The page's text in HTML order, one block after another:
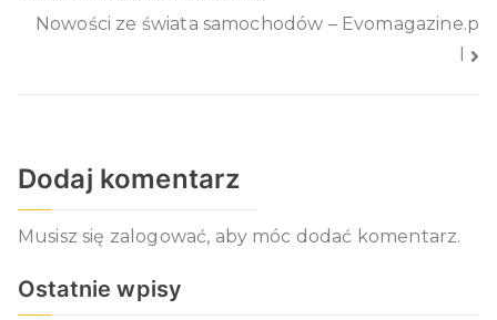
wpisu
Nowości ze świata samochodów – Evomagazine.p
Dodaj komentarz
Musisz się zalogować, aby móc dodać komentarz.
Ostatnie wpisy